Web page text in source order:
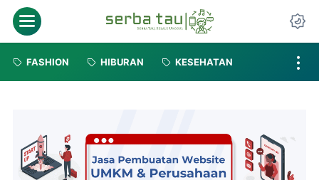
FASHION HIBURAN KESEHATAN